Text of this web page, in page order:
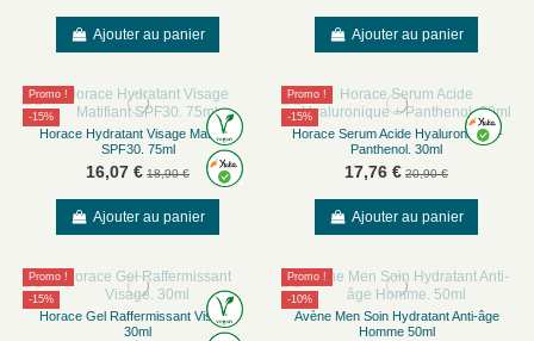
Ajouter au panier Ajouter au panier
Promo !
-15%
Horace Hydratant Visage Matifiant
SPF30. 75ml
16,07 € 18,90 €
Ajouter au panier
Promo !
-15%
Horace Serum Acide Hyaluronique +
Panthenol. 30ml
17,76 € 20,90 €
Ajouter au panier
Promo !
-15%
Horace Gel Raffermissant Visage.
30ml
Promo !
-10%
Avène Men Soin Hydratant Anti-âge
Homme 50ml